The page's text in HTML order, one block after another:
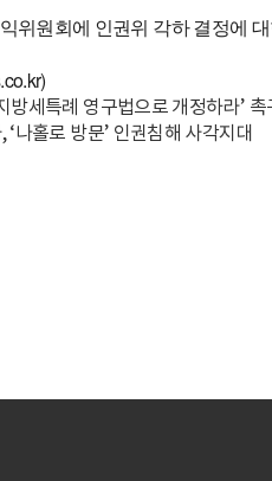
위원회에 인권위 각하 결정에
방세특례 영구법으로 개정하라’ 촉
나홀로 방문’ 인권침해 사각지대